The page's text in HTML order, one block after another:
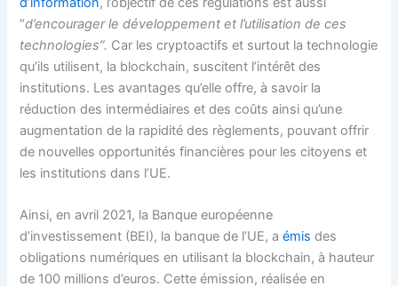
“d’encourager le développement et l’utilisation de ces
technologies”. Car les cryptoactifs et surtout la technologie
qu’ils utilisent, la blockchain, suscitent l’intérêt des
institutions. Les avantages qu’elle offre, à savoir la
réduction des intermédiaires et des coûts ainsi qu’une
augmentation de la rapidité des règlements, pouvant offrir
de nouvelles opportunités financières pour les citoyens et
les institutions dans l’UE.
Ainsi, en avril 2021, la Banque européenne
d’investissement (BEI), la banque de l’UE, aémis des
obligations numériques en utilisant la blockchain, à hauteur
de 100 millions d’euros. Cette émission, réalisée en